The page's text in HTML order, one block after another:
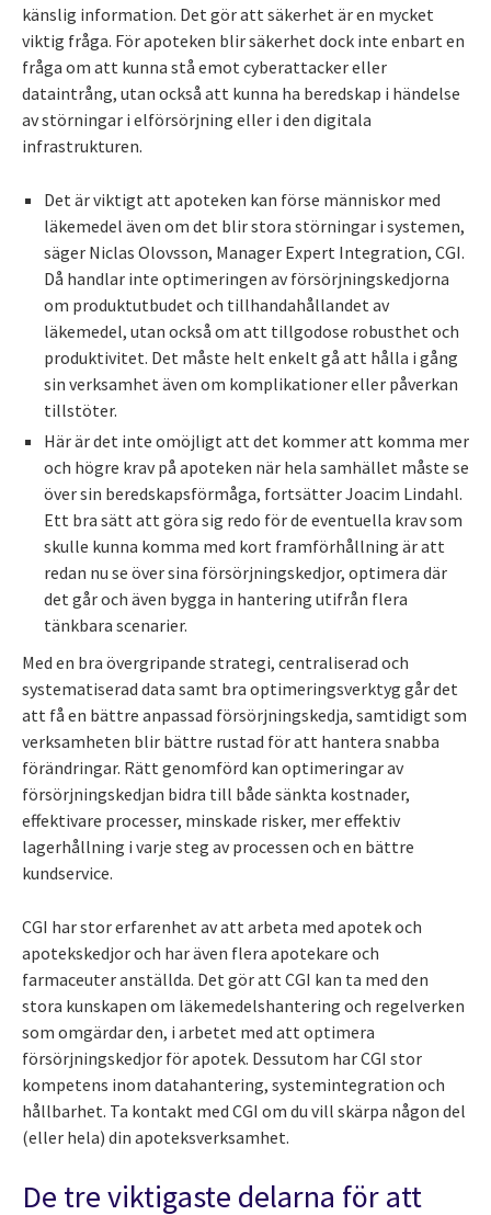
känslig information. Det gör att säkerhet är en mycket
viktig fråga. För apoteken blir säkerhet dock inte enbart en
fråga om att kunna stå emot cyberattacker eller
dataintrång, utan också att kunna ha beredskap i händelse
av störningar i elförsörjning eller i den digitala
infrastrukturen.
Det är viktigt att apoteken kan förse människor med
läkemedel även om det blir stora störningar i systemen,
säger Niclas Olovsson, Manager Expert Integration, CGI.
Då handlar inte optimeringen av försörjningskedjorna
om produktutbudet och tillhandahållandet av
läkemedel, utan också om att tillgodose robusthet och
produktivitet. Det måste helt enkelt gå att hålla i gång
sin verksamhet även om komplikationer eller påverkan
tillstöter.
Här är det inte omöjligt att det kommer att komma mer
och högre krav på apoteken när hela samhället måste se
över sin beredskapsförmåga, fortsätter Joacim Lindahl.
Ett bra sätt att göra sig redo för de eventuella krav som
skulle kunna komma med kort framförhållning är att
redan nu se över sina försörjningskedjor, optimera där
det går och även bygga in hantering utifrån flera
tänkbara scenarier.
Med en bra övergripande strategi, centraliserad och
systematiserad data samt bra optimeringsverktyg går det
att få en bättre anpassad försörjningskedja, samtidigt som
verksamheten blir bättre rustad för att hantera snabba
förändringar. Rätt genomförd kan optimeringar av
försörjningskedjan bidra till både sänkta kostnader,
effektivare processer, minskade risker, mer effektiv
lagerhållning i varje steg av processen och en bättre
kundservice.
CGI har stor erfarenhet av att arbeta med apotek och
apotekskedjor och har även flera apotekare och
farmaceuter anställda. Det gör att CGI kan ta med den
stora kunskapen om läkemedelshantering och regelverken
som omgärdar den, i arbetet med att optimera
försörjningskedjor för apotek. Dessutom har CGI stor
kompetens inom datahantering, systemintegration och
hållbarhet. Ta kontakt med CGI om du vill skärpa någon del
(eller hela) din apoteksverksamhet.
De tre viktigaste delarna för att